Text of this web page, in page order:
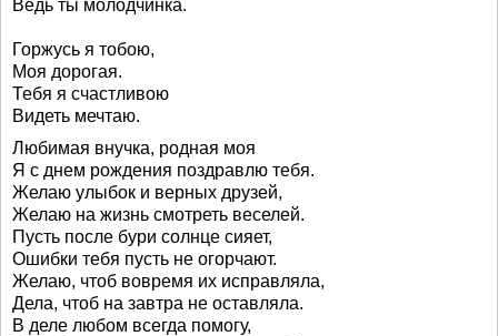
Ведь ты молодчинка.
Горжусь я тобою,
Моя дорогая.
Тебя я счастливою
Видеть мечтаю.
Любимая внучка, родная моя
Я с днем рождения поздравлю тебя.
Желаю улыбок и верных друзей,
Желаю на жизнь смотреть веселей.
Пусть после бури солнце сияет,
Ошибки тебя пусть не огорчают.
Желаю, чтоб вовремя их исправляла,
Дела, чтоб на завтра не оставляла.
В деле любом всегда помогу,